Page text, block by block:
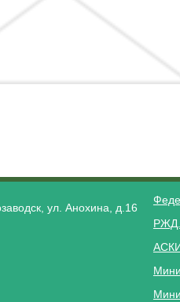
ул. Анохина, д.16
РЖД.